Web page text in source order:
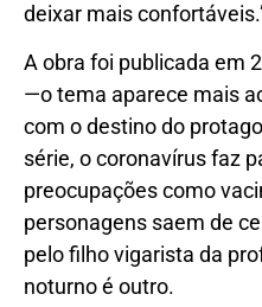
deixar mais
A obra foi publicada em
—o tema aparece mais
com o destino do
série, o coronavírus faz
preocupações como
personagens saem de
pelo filho vigarista da
noturno é outro.